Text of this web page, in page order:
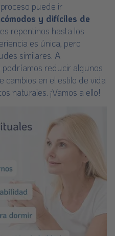
puede ir
y difíciles de
repentinos hasta los
es única, pero
similares. A
podríamos reducir algunos
cambios en el estilo de vida
naturales. ¡Vamos a ello!